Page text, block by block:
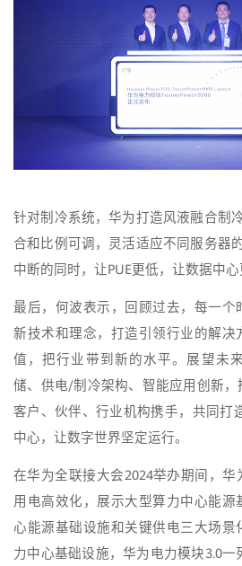
针对制冷系统，华为打造风液融合制
合和比例可调，灵活适应不同服务器
中断的同时，让PUE更低，让数据中心
最后，何波表示，回顾过去，每一个
新技术和理念，打造引领行业的解决
值，把行业带到新的水平。展望未
储、供电/制冷架构、智能应用创新
客户、伙伴、行业机构携手，共同打
中心，让数字世界坚定运行。
在华为全联接大会2024举办期间，
用电高效化，展示大型算力中心能源
心能源基础设施和关键供电三大场景
力中心基础设施，华为电力模块3.0一